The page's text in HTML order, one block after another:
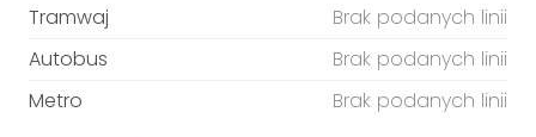
Tramwaj
Brak podanych linii
Autobus
Brak podanych linii
Metro
Brak podanych linii